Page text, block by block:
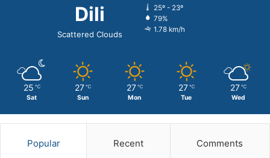
Dili
Scattered Clouds
25º - 23º
79%
1.78 km/h
25 ℃
Sat
27 ℃
Sun
27 ℃
Mon
27 ℃
Tue
27 ℃
Wed
Popular Recent Comments